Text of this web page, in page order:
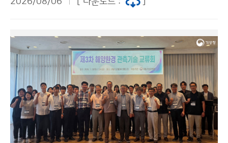
문하여 폭염 상황과 현장 대응체계를 살피고, 섬진강댐을
수자원공사 관계자와 만나 가뭄 대응을 위한 기상·수문정
보 공유 및 협력 방안을 논의하였다.